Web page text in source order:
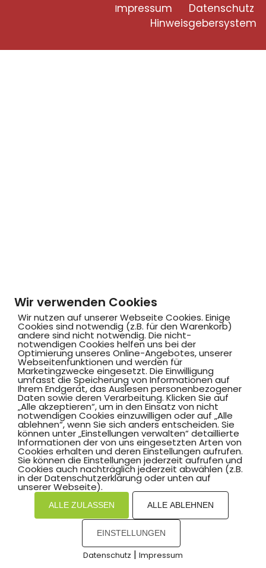
Impressum
Datenschutz
Hinweisgebersystem
Wir verwenden Cookies
Wir nutzen auf unserer Webseite Cookies. Einige
Cookies sind notwendig (z.B. für den Warenkorb)
andere sind nicht notwendig. Die nicht-
notwendigen Cookies helfen uns bei der
Optimierung unseres Online-Angebotes, unserer
Webseitenfunktionen und werden für
Marketingzwecke eingesetzt. Die Einwilligung
umfasst die Speicherung von Informationen auf
Ihrem Endgerät, das Auslesen personenbezogener
Daten sowie deren Verarbeitung. Klicken Sie auf
„Alle akzeptieren“, um in den Einsatz von nicht
notwendigen Cookies einzuwilligen oder auf „Alle
ablehnen“, wenn Sie sich anders entscheiden. Sie
können unter „Einstellungen verwalten“ detaillierte
Informationen der von uns eingesetzten Arten von
Cookies erhalten und deren Einstellungen aufrufen.
Sie können die Einstellungen jederzeit aufrufen und
Cookies auch nachträglich jederzeit abwählen (z.B.
in der Datenschutzerklärung oder unten auf
unserer Webseite).
ALLE ZULASSEN ALLE ABLEHNEN
EINSTELLUNGEN
Datenschutz | Impressum